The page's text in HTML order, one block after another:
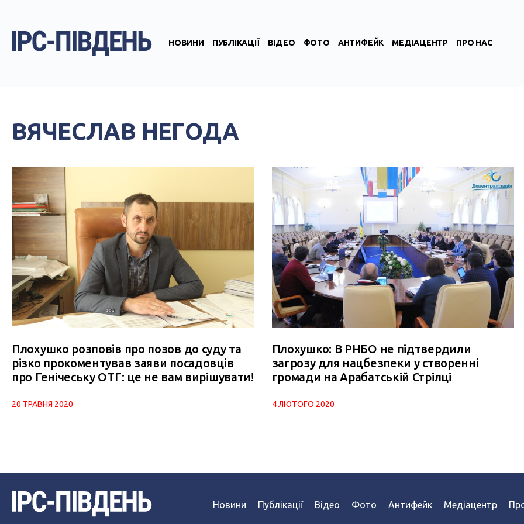
НОВИНИ ПУБЛІКАЦІЇ ВІДЕО ФОТО АНТИФЕЙК МЕДІАЦЕНТР ПРО НАС
ВЯЧЕСЛАВ НЕГОДА
Плохушко розповів про позов до суду та
різко прокоментував заяви посадовців
про Генічеську ОТГ: це не вам вирішувати!
20 ТРАВНЯ 2020
Плохушко: В РНБО не підтвердили
загрозу для нацбезпеки у створенні
громади на Арабатській Стрілці
4 ЛЮТОГО 2020
Новини Публікації Відео Фото Антифейк Медіацентр